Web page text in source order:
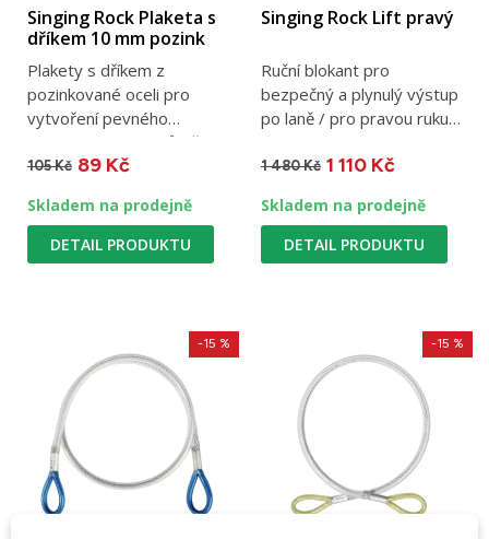
Singing Rock Plaketa s
dříkem 10 mm pozink
Plakety s dříkem z
pozinkované oceli pro
vytvoření pevného
kotvícího bodu / průměr
dříku 10 mm /...
105 Kč 89 Kč
Skladem na prodejně
DETAIL PRODUKTU
Singing Rock Lift pravý
Ruční blokant pro
bezpečný a plynulý výstup
po laně / pro pravou ruku /
1 480 Kč 1 110 Kč
Skladem na prodejně
DETAIL PRODUKTU
-15 % -15 %